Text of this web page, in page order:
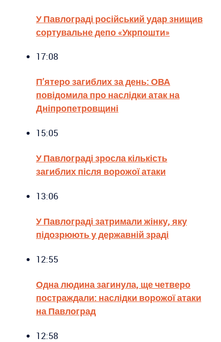
У Павлограді російський удар знищив
сортувальне депо «Укрпошти»
17:08
П’ятеро загиблих за день: ОВА
повідомила про наслідки атак на
Дніпропетровщині
15:05
У Павлограді зросла кількість
загиблих після ворожої атаки
13:06
У Павлограді затримали жінку, яку
підозрюють у державній зраді
12:55
Одна людина загинула, ще четверо
постраждали: наслідки ворожої атаки
на Павлоград
12:58